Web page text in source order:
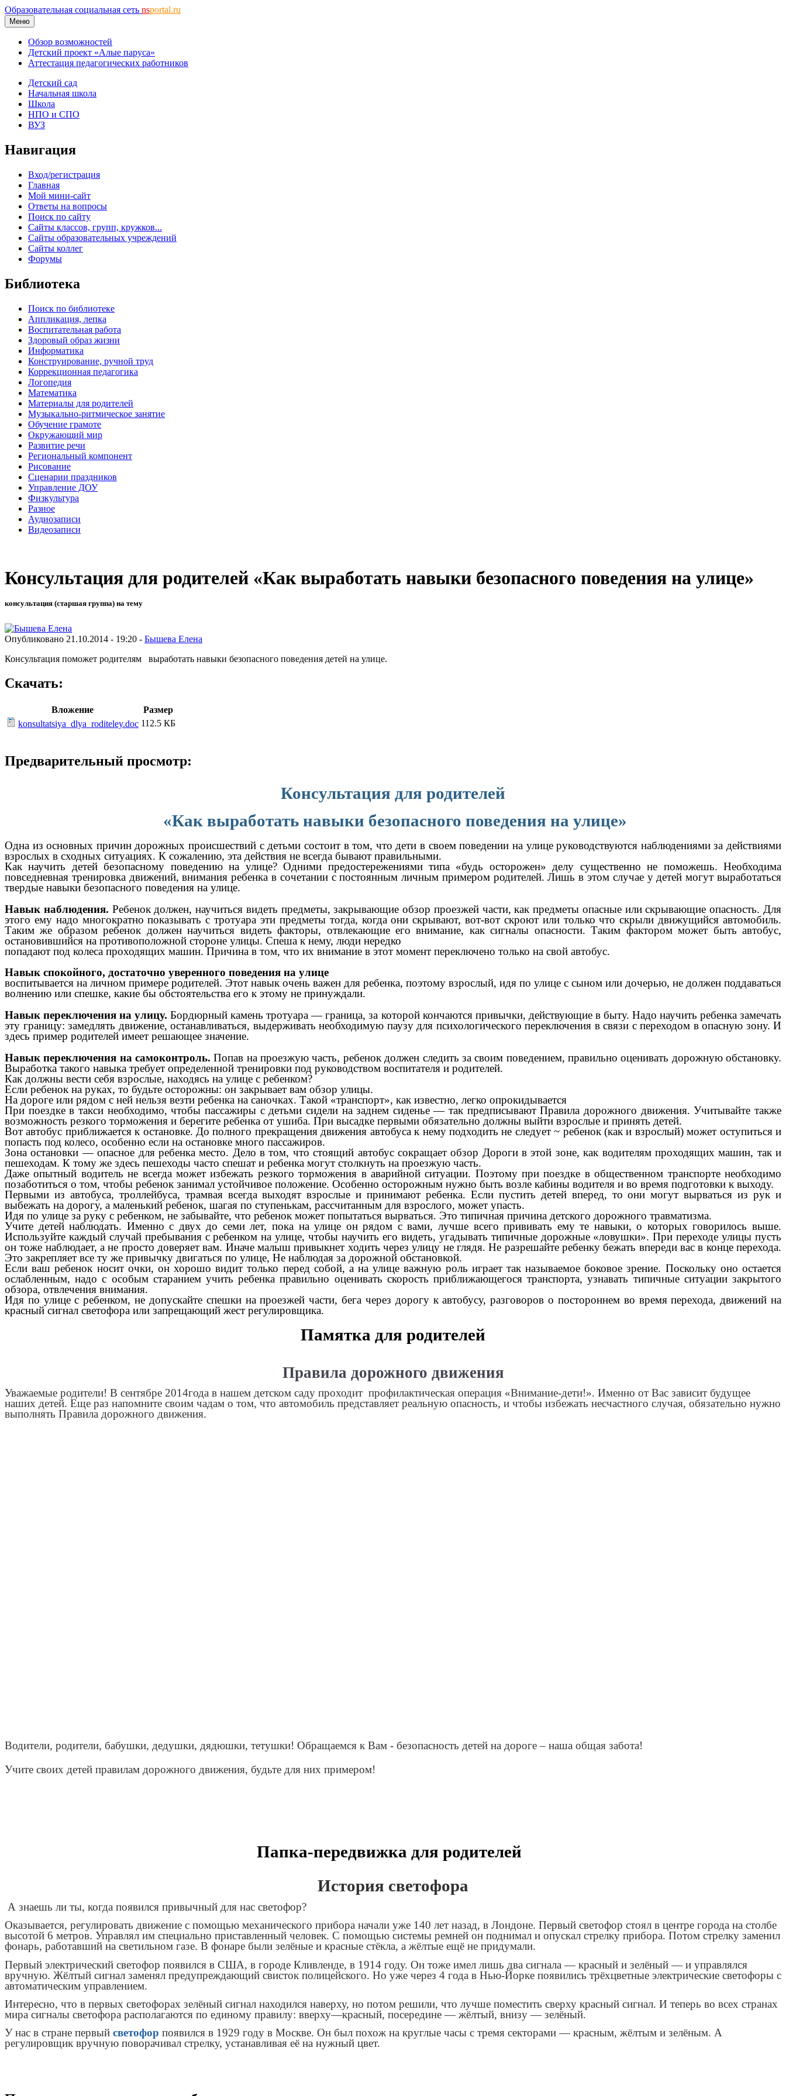
Образовательная социальная сеть nsportal.ru
Меню
Обзор возможностей
Детский проект «Алые паруса»
Аттестация педагогических работников
Детский сад
Начальная школа
Школа
НПО и СПО
ВУЗ
Навигация
Вход/регистрация
Главная
Мой мини-сайт
Ответы на вопросы
Поиск по сайту
Сайты классов, групп, кружков...
Сайты образовательных учреждений
Сайты коллег
Форумы
Библиотека
Поиск по библиотеке
Аппликация, лепка
Воспитательная работа
Здоровый образ жизни
Информатика
Конструирование, ручной труд
Коррекционная педагогика
Логопедия
Математика
Материалы для родителей
Музыкально-ритмическое занятие
Обучение грамоте
Окружающий мир
Развитие речи
Региональный компонент
Рисование
Сценарии праздников
Управление ДОУ
Физкультура
Разное
Аудиозаписи
Видеозаписи
Консультация для родителей «Как выработать навыки безопасного поведения на улице»
консультация (старшая группа) на тему
Опубликовано 21.10.2014 - 19:20 - Бышева Елена
Консультация поможет родителям выработать навыки безопасного поведения детей на улице.
Скачать:
Вложение
Размер
konsultatsiya_dlya_roditeley.doc 112.5 КБ
Предварительный просмотр:
Консультация для родителей
«Как выработать навыки безопасного поведения на улице»
Одна из основных причин дорожных происшествий с детьми состоит в том, что дети в своем поведении на улице руководствуются наблюдениями за действиями
взрослых в сходных ситуациях. К сожалению, эта действия не всегда бывают правильными.
Как научить детей безопасному поведению на улице? Одними предостережениями типа «будь осторожен» делу существенно не поможешь. Необходима
повседневная тренировка движений, внимания ребенка в сочетании с постоянным личным примером родителей. Лишь в этом случае у детей могут выработаться
твердые навыки безопасного поведения на улице.
Навык наблюдения. Ребенок должен, научиться видеть предметы, закрывающие обзор проезжей части, как предметы опасные или скрывающие опасность. Для
этого ему надо многократно показывать с тротуара эти предметы тогда, когда они скрывают, вот-вот скроют или только что скрыли движущийся автомобиль.
Таким же образом ребенок должен научиться видеть факторы, отвлекающие его внимание, как сигналы опасности. Таким фактором может быть автобус,
остановившийся на противоположной стороне улицы. Спеша к нему, люди нередко
попадают под колеса проходящих машин. Причина в том, что их внимание в этот момент переключено только на свой автобус.
Навык спокойного, достаточно уверенного поведения на улице
воспитывается на личном примере родителей. Этот навык очень важен для ребенка, поэтому взрослый, идя по улице с сыном или дочерью, не должен поддаваться
волнению или спешке, какие бы обстоятельства его к этому не принуждали.
Навык переключения на улицу.Бордюрный камень тротуара — граница, за которой кончаются привычки, действующие в быту. Надо научить ребенка замечать
эту границу: замедлять движение, останавливаться, выдерживать необходимую паузу для психологического переключения в связи с переходом в опасную зону. И
здесь пример родителей имеет решающее значение.
Навык переключения на самоконтроль.Попав на проезжую часть, ребенок должен следить за своим поведением, правильно оценивать дорожную обстановку.
Выработка такого навыка требует определенной тренировки под руководством воспитателя и родителей.
Как должны вести себя взрослые, находясь на улице с ребенком?
Если ребенок на руках, то будьте осторожны: он закрывает вам обзор улицы.
На дороге или рядом с ней нельзя везти ребенка на саночках. Такой «транспорт», как известно, легко опрокидывается
При поездке в такси необходимо, чтобы пассажиры с детьми сидели на заднем сиденье — так предписывают Правила дорожного движения. Учитывайте также
возможность резкого торможения и берегите ребенка от ушиба. При высадке первыми обязательно должны выйти взрослые и принять детей.
Вот автобус приближается к остановке. До полного прекращения движения автобуса к нему подходить не следует ~ ребенок (как и взрослый) может оступиться и
попасть под колесо, особенно если на остановке много пассажиров.
Зона остановки — опасное для ребенка место. Дело в том, что стоящий автобус сокращает обзор Дороги в этой зоне, как водителям проходящих машин, так и
пешеходам. К тому же здесь пешеходы часто спешат и ребенка могут столкнуть на проезжую часть.
Даже опытный водитель не всегда может избежать резкого торможения в аварийной ситуации. Поэтому при поездке в общественном транспорте необходимо
позаботиться о том, чтобы ребенок занимал устойчивое положение. Особенно осторожным нужно быть возле кабины водителя и во время подготовки к выходу.
Первыми из автобуса, троллейбуса, трамвая всегда выходят взрослые и принимают ребенка. Если пустить детей вперед, то они могут вырваться из рук и
выбежать на дорогу, а маленький ребенок, шагая по ступенькам, рассчитанным для взрослого, может упасть.
Идя по улице за руку с ребенком, не забывайте, что ребенок может попытаться вырваться. Это типичная причина детского дорожного травматизма.
Учите детей наблюдать. Именно с двух до семи лет, пока на улице он рядом с вами, лучше всего прививать ему те навыки, о которых говорилось выше.
Используйте каждый случай пребывания с ребенком на улице, чтобы научить его видеть, угадывать типичные дорожные «ловушки». При переходе улицы пусть
он тоже наблюдает, а не просто доверяет вам. Иначе малыш привыкнет ходить через улицу не глядя. Не разрешайте ребенку бежать впереди вас в конце перехода.
Это закрепляет все ту же привычку двигаться по улице, Не наблюдая за дорожной обстановкой.
Если ваш ребенок носит очки, он хорошо видит только перед собой, а на улице важную роль играет так называемое боковое зрение. Поскольку оно остается
ослабленным, надо с особым старанием учить ребенка правильно оценивать скорость приближающегося транспорта, узнавать типичные ситуации закрытого
обзора, отвлечения внимания.
Идя по улице с ребенком, не допускайте спешки на проезжей части, бега через дорогу к автобусу, разговоров о постороннем во время перехода, движений на
красный сигнал светофора или запрещающий жест регулировщика.
Памятка для родителей
Правила дорожного движения
Уважаемые родители! В сентябре 2014года в нашем детском саду проходит профилактическая операция «Внимание-дети!». Именно от Вас зависит будущее
наших детей. Еще раз напомните своим чадам о том, что автомобиль представляет реальную опасность, и чтобы избежать несчастного случая, обязательно нужно
выполнять Правила дорожного движения.
Водители, родители, бабушки, дедушки, дядюшки, тетушки! Обращаемся к Вам - безопасность детей на дороге – наша общая забота!
Учите своих детей правилам дорожного движения, будьте для них примером!
Папка-передвижка для родителей
История светофора
А знаешь ли ты, когда появился привычный для нас светофор?
Оказывается, регулировать движение с помощью механического прибора начали уже 140 лет назад, в Лондоне. Первый светофор стоял в центре города на столбе
высотой 6 метров. Управлял им специально приставленный человек. С помощью системы ремней он поднимал и опускал стрелку прибора. Потом стрелку заменил
фонарь, работавший на светильном газе. В фонаре были зелёные и красные стёкла, а жёлтые ещё не придумали.
Первый электрический светофор появился в США, в городе Кливленде, в 1914 году. Он тоже имел лишь два сигнала — красный и зелёный — и управлялся
вручную. Жёлтый сигнал заменял предупреждающий свисток полицейского. Но уже через 4 года в Нью-Йорке появились трёхцветные электрические светофоры с
автоматическим управлением.
Интересно, что в первых светофорах зелёный сигнал находился наверху, но потом решили, что лучше поместить сверху красный сигнал. И теперь во всех странах
мира сигналы светофора располагаются по единому правилу: вверху—красный, посередине — жёлтый, внизу — зелёный.
У нас в стране первый светофор появился в 1929 году в Москве. Он был похож на круглые часы с тремя секторами — красным, жёлтым и зелёным. А
регулировщик вручную поворачивал стрелку, устанавливая её на нужный цвет.